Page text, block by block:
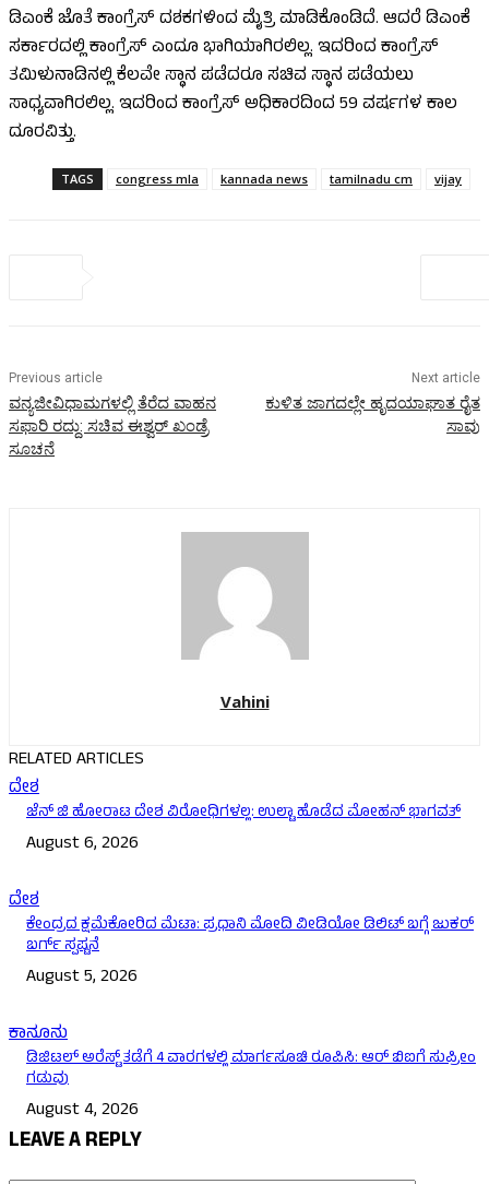
ಡಿಎಂಕೆ ಜೊತೆ ಕಾಂಗ್ರೆಸ್‌ ದಶಕಗಳಿಂದ ಮೈತ್ರಿ ಮಾಡಿಕೊಂಡಿದೆ. ಆದರೆ ಡಿಎಂಕೆ
ಸರ್ಕಾರದಲ್ಲಿ ಕಾಂಗ್ರೆಸ್‌ ಎಂದೂ ಭಾಗಿಯಾಗಿರಲಿಲ್ಲ. ಇದರಿಂದ ಕಾಂಗ್ರೆಸ್‌
ತಮಿಳುನಾಡಿನಲ್ಲಿ ಕೆಲವೇ ಸ್ಥಾನ ಪಡೆದರೂ ಸಚಿವ ಸ್ಥಾನ ಪಡೆಯಲು
ಸಾಧ್ಯವಾಗಿರಲಿಲ್ಲ. ಇದರಿಂದ ಕಾಂಗ್ರೆಸ್‌ ಅಧಿಕಾರದಿಂದ 59 ವರ್ಷಗಳ ಕಾಲ
ದೂರವಿತ್ತು.
TAGS congress mla kannada news tamilnadu cm vijay
Previous article
ವನ್ಯಜೀವಿಧಾಮಗಳಲ್ಲಿ ತೆರೆದ ವಾಹನ
ಸಫಾರಿ ರದ್ದು: ಸಚಿವ ಈಶ್ವರ್‌ ಖಂಡ್ರೆ
ಸೂಚನೆ
Next article
ಕುಳಿತ ಜಾಗದಲ್ಲೇ ಹೃದಯಾಘಾತ ರೈತ
ಸಾವು
Vahini
RELATED ARTICLES
ದೇಶ
ಜೆನ್ ಜಿ ಹೋರಾಟ ದೇಶ ವಿರೋಧಿಗಳಲ್ಲ: ಉಲ್ಟಾ ಹೊಡೆದ ಮೋಹನ್ ಭಾಗವತ್
August 6, 2026
ದೇಶ
ಕೇಂದ್ರದ ಕ್ಷಮೆಕೋರಿದ ಮೆಟಾ: ಪ್ರಧಾನಿ ಮೋದಿ ವೀಡಿಯೋ ಡಿಲಿಟ್ ಬಗ್ಗೆ ಜುಕರ್
ಬರ್ಗ್ ಸ್ಪಷ್ಟನೆ
August 5, 2026
ಕಾನೂನು
ಡಿಜಿಟಲ್ ಅರೆಸ್ಟ್ ತಡೆಗೆ 4 ವಾರಗಳಲ್ಲಿ ಮಾರ್ಗಸೂಚಿ ರೂಪಿಸಿ: ಆರ್ ಬಿಐಗೆ ಸುಪ್ರೀಂ
ಗಡುವು
August 4, 2026
LEAVE A REPLY